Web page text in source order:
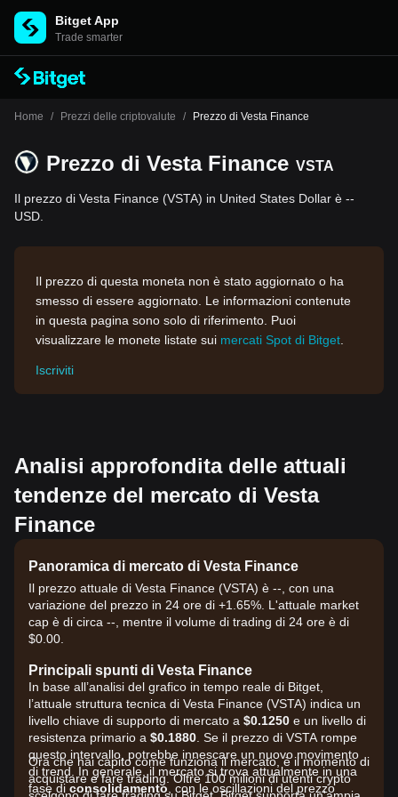
Bitget App
Trade smarter
Home / Prezzi delle criptovalute / Prezzo di Vesta Finance
Prezzo di Vesta Finance VSTA
Il prezzo di Vesta Finance (VSTA) in United States Dollar è --
USD.
Il prezzo di questa moneta non è stato aggiornato o ha
smesso di essere aggiornato. Le informazioni contenute
in questa pagina sono solo di riferimento. Puoi
visualizzare le monete listate sui mercati Spot di Bitget
Iscriviti
Analisi approfondita delle attuali
tendenze del mercato di Vesta
Finance
Panoramica di mercato di Vesta Finance
Il prezzo attuale di Vesta Finance (VSTA) è --, con una
variazione del prezzo in 24 ore di +1.65%. L'attuale market
cap è di circa --, mentre il volume di trading di 24 ore è di
$0.00.
Principali spunti di Vesta Finance
In base all’analisi del grafico in tempo reale di Bitget,
l’attuale struttura tecnica di Vesta Finance (VSTA) indica un
livello chiave di supporto di mercato a $0.1250 e un livello di
resistenza primario a $0.1880 . Se il prezzo di VSTA rompe
questo intervallo, potrebbe innescare un nuovo movimento
di trend. In generale, il mercato si trova attualmente in una
fase di consolidamento , con le oscillazioni del prezzo
Ora che hai capito come funziona il mercato, è il momento di
acquistare e fare trading. Oltre 100 milioni di utenti crypto